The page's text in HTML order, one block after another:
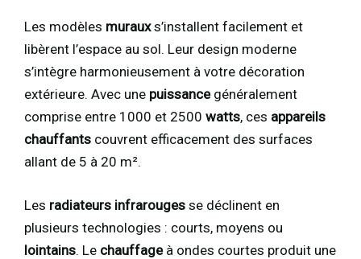
Les modèles murauxs’installent facilement et
libèrent l’espace au sol. Leur design moderne
s’intègre harmonieusement à votre décoration
extérieure. Avec une puissancegénéralement
comprise entre 1000 et 2500 watts, ces appareils
chauffants couvrent efficacement des surfaces
allant de 5 à 20 m².
Les radiateurs infrarouges se déclinent en
plusieurs technologies : courts, moyens ou
lointains. Le chauffageà ondes courtes produit une